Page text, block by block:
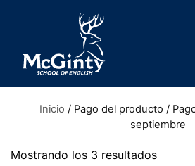
Inicio / Pago del producto /
septiembre
Mostrando los 3 resultados